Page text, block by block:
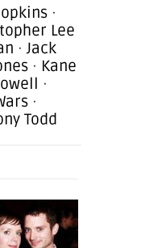
·
Lee
· Jack
· Kane
·
·
Todd